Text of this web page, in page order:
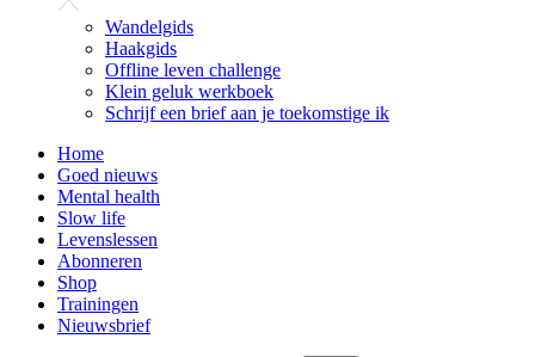
Wandelgids
Haakgids
Offline leven challenge
Klein geluk werkboek
Schrijf een brief aan je toekomstige ik
Home
Goed nieuws
Mental health
Slow life
Levenslessen
Abonneren
Shop
Trainingen
Nieuwsbrief